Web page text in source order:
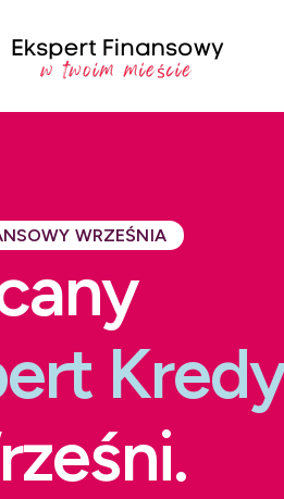
WRZEŚNIA